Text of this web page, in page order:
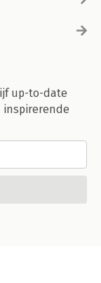
up-to-date
inspirerende